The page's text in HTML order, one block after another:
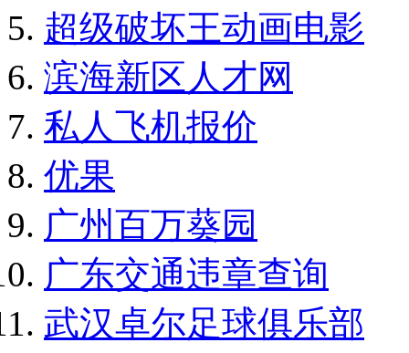
超级破坏王动画电影
滨海新区人才网
私人飞机报价
优果
广州百万葵园
广东交通违章查询
武汉卓尔足球俱乐部